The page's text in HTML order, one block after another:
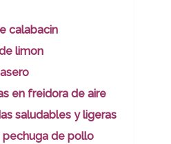
calabacin
limon
en freidora de aire
saludables y ligeras
pechuga de pollo